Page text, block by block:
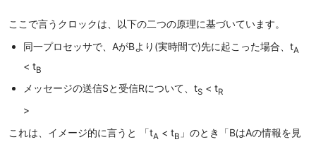
ここで言うクロックは、以下の二つの原理に基づいています。
同一プロセッサで、AがBより(実時間で)先に起こった場合、tA
< tB
メッセージの送信Sと受信Rについて、tS < tR
>
これは、イメージ的に言うと 「tA < tB 」のとき「BはAの情報を見